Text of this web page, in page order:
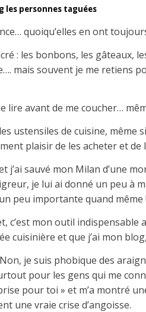
les personnes taguées
quoiqu’elles en ont
: les bonbons, les gâteaux,
mais souvent je me retiens
lire avant de me coucher…
ustensiles de cuisine, même
plaisir de les acheter et de
j’ai sauvé mon Milan d’une
je lui ai donné un peu à
peu importante quand même
c’est mon outil
cuisinière et que j’ai mon
Non, je suis phobique des
pour les gens qui me
pour toi » et m’a montré
une vraie crise d’angoisse.